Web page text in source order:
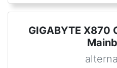
GIGABYTE X870